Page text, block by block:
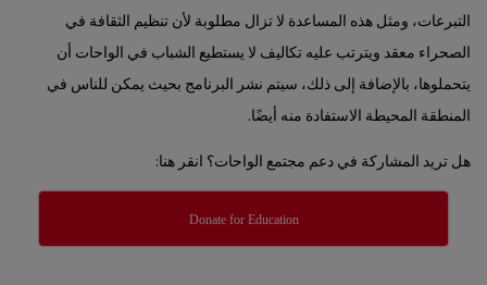
التبرعات، ومثل هذه المساعدة لا تزال مطلوبة لأن تنظيم الثقافة في
الصحراء معقد ويترتب عليه تكاليف لا يستطيع الشباب في الواحات أن
يتحملوها، بالإضافة إلى ذلك، سيتم نشر البرنامج بحيث يمكن للناس في
المنطقة المحيطة الاستفادة منه أيضًا.
هل تريد المشاركة في دعم مجتمع الواحات؟ انقر هنا:
Donate for Education